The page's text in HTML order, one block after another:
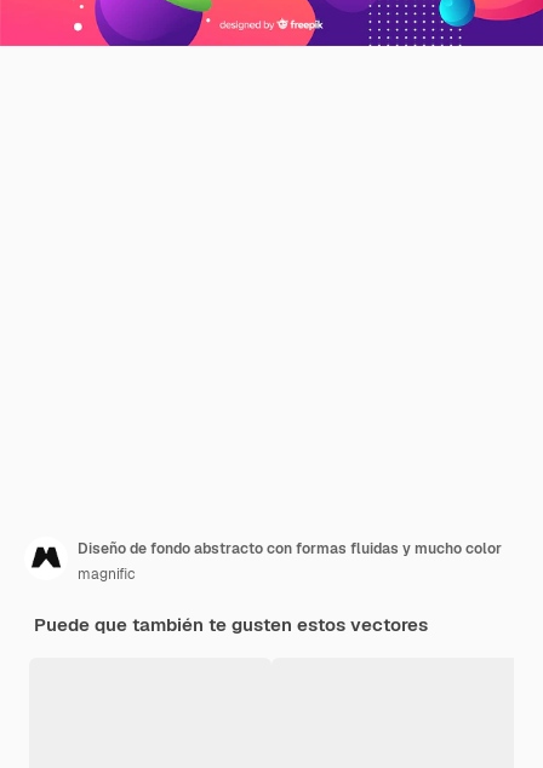
Diseño de fondo abstracto con formas fluidas y mucho color
magnific
Puede que también te gusten estos vectores